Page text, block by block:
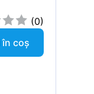
(0)
în coș